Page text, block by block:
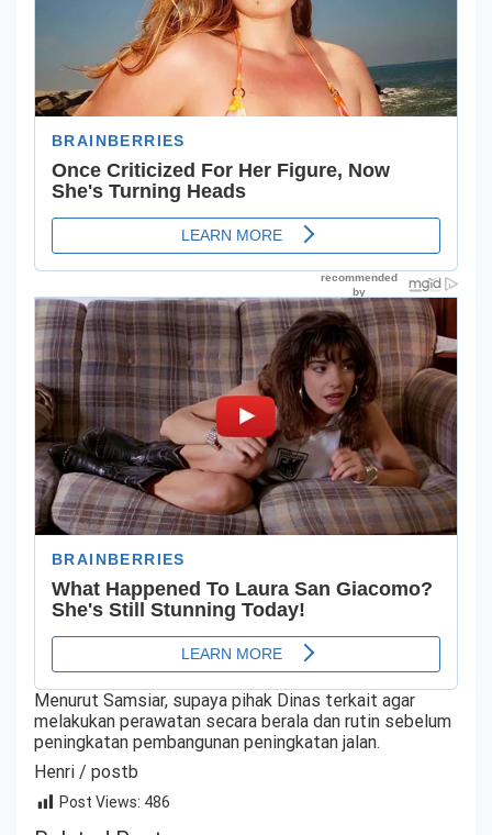
Menurut Samsiar, supaya pihak Dinas terkait agar
melakukan perawatan secara berala dan rutin sebelum
peningkatan pembangunan peningkatan jalan.
Henri / postb
Post Views: 486